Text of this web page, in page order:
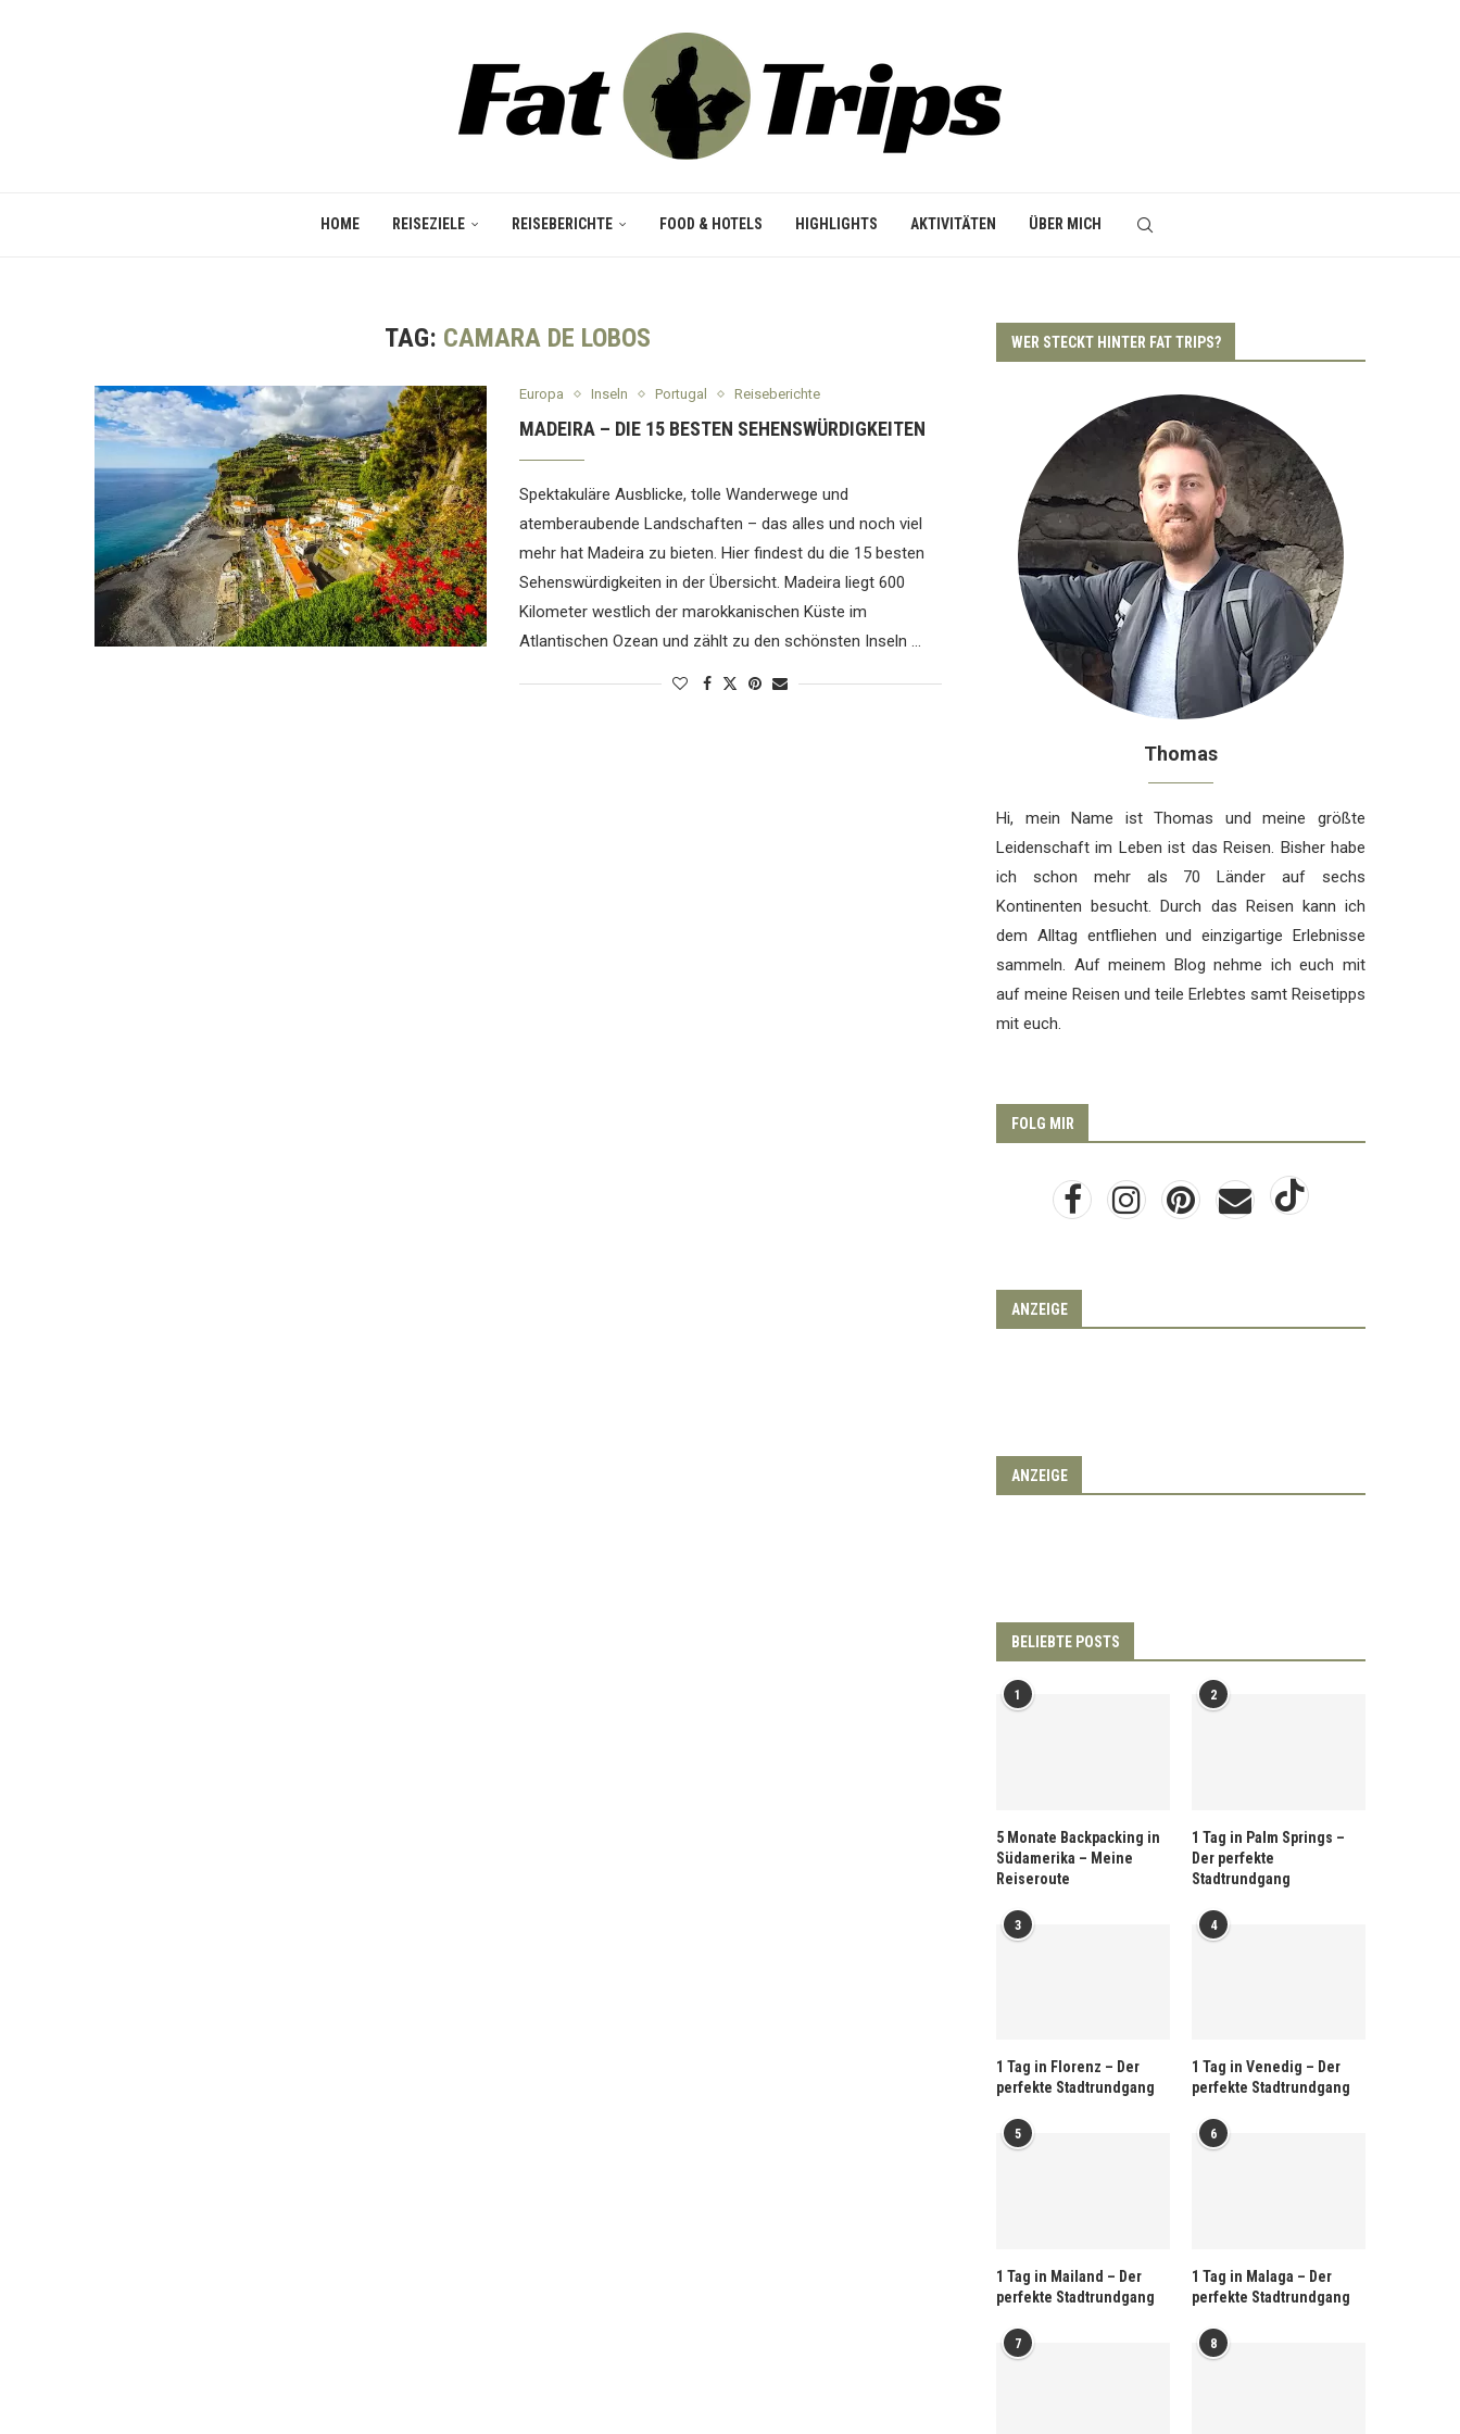
HOME REISEZIELE REISEBERICHTE FOOD & HOTELS HIGHLIGHTS AKTIVITÄTEN ÜBER MICH
TAG: CAMARA DE LOBOS
Europa Inseln Portugal Reiseberichte
MADEIRA – DIE 15 BESTEN SEHENSWÜRDIGKEITEN
Spektakuläre Ausblicke, tolle Wanderwege und
atemberaubende Landschaften – das alles und noch viel
mehr hat Madeira zu bieten. Hier findest du die 15 besten
Sehenswürdigkeiten in der Übersicht. Madeira liegt 600
Kilometer westlich der marokkanischen Küste im
Atlantischen Ozean und zählt zu den schönsten Inseln …
WER STECKT HINTER FAT TRIPS?
Thomas
Hi, mein Name ist Thomas und meine größte
Leidenschaft im Leben ist das Reisen. Bisher habe
ich schon mehr als 70 Länder auf sechs
Kontinenten besucht. Durch das Reisen kann ich
dem Alltag entfliehen und einzigartige Erlebnisse
sammeln. Auf meinem Blog nehme ich euch mit
auf meine Reisen und teile Erlebtes samt Reisetipps
mit euch.
FOLG MIR
ANZEIGE
ANZEIGE
BELIEBTE POSTS
1
5 Monate Backpacking in
Südamerika – Meine
Reiseroute
2
1 Tag in Palm Springs –
Der perfekte
Stadtrundgang
3
1 Tag in Florenz – Der
perfekte Stadtrundgang
4
1 Tag in Venedig – Der
perfekte Stadtrundgang
5
1 Tag in Mailand – Der
perfekte Stadtrundgang
6
1 Tag in Malaga – Der
perfekte Stadtrundgang
7 8